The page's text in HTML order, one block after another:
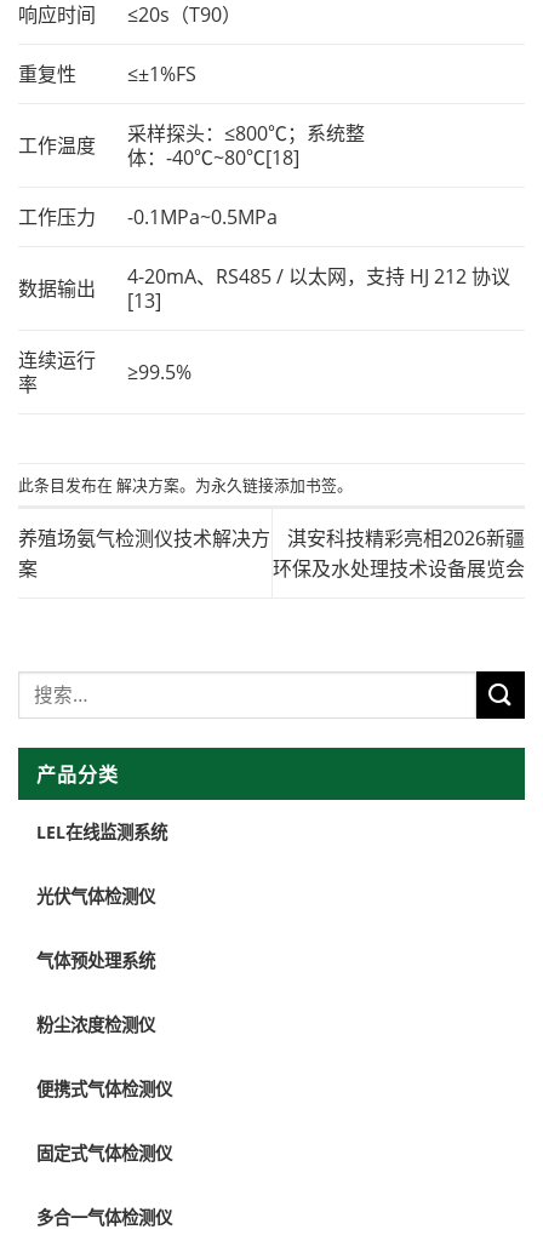
产品分类
LEL在线监测系统
光伏气体检测仪
气体预处理系统
粉尘浓度检测仪
便携式气体检测仪
固定式气体检测仪
多合一气体检测仪
响应时间 ≤20s（T90）
重复性 ≤±1%FS
工作温度
采样探头：≤800℃；系统整
体：-40℃~80℃[18]
工作压力 -0.1MPa~0.5MPa
数据输出
4-20mA、RS485 / 以太网，支持 HJ 212 协议
[13]
连续运行
率
≥99.5%
此条目发布在 解决方案。为永久链接添加书签。
养殖场氨气检测仪技术解决方
案
淇安科技精彩亮相2026新疆
环保及水处理技术设备展览会